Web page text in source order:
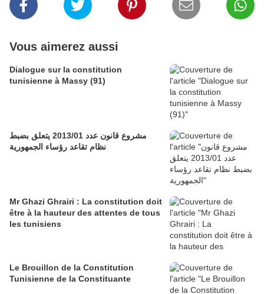
Vous aimerez aussi
Dialogue sur la constitution
tunisienne à Massy (91)
مشروع قانون عدد 2013/01 يتعلق بضبط
نظام تقاعد رؤساء الجمهورية
Mr Ghazi Ghrairi : La constitution doit
être à la hauteur des attentes de tous
les tunisiens
Le Brouillon de la Constitution
Tunisienne de la Constituante